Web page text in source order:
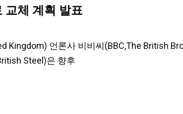
교체 계획 발표
Kingdom) 언론사 비비씨(BBC,The British
Steel)은 향후